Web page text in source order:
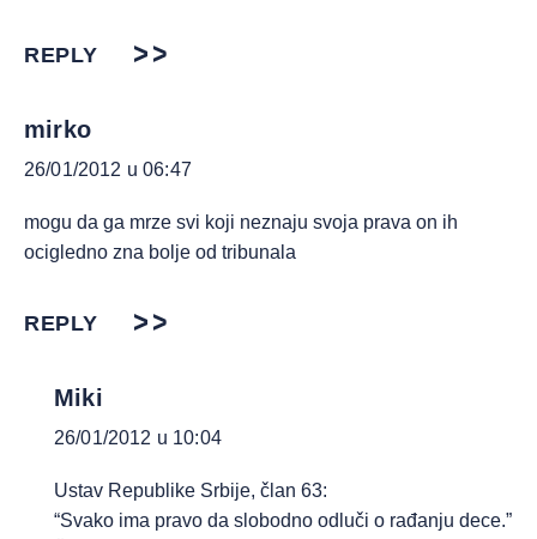
REPLY
mirko
26/01/2012 u 06:47
mogu da ga mrze svi koji neznaju svoja prava on ih
ocigledno zna bolje od tribunala
REPLY
Miki
26/01/2012 u 10:04
Ustav Republike Srbije, član 63:
“Svako ima pravo da slobodno odluči o rađanju dece.”